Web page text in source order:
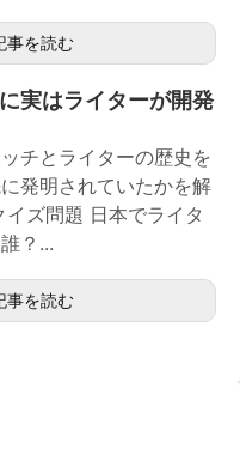
事を読む
実はライターが開発
チとライターの歴史を
発明されていたかを解
ズ問題 日本でライタ
？...
事を読む